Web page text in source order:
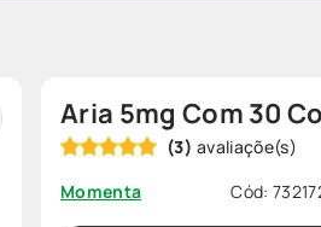
Aria 5mg Com 30
(3)
Momenta
Cód: